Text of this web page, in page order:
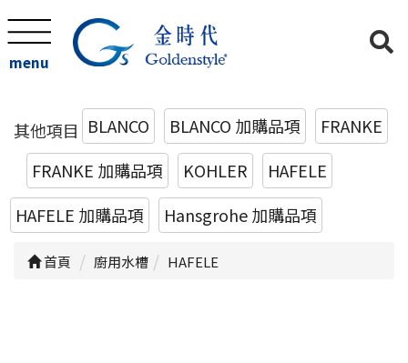
menu
其他項目 BLANCO BLANCO 加購品項
FRANKE
FRANKE 加購品項
KOHLER
HAFELE
HAFELE 加購品項
Hansgrohe 加購品項
首頁 廚用水槽 HAFELE